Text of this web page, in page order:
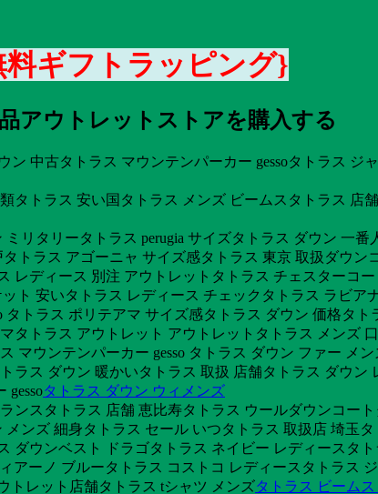
ギフトラッピング}
アウトレットストアを購入する
ン 中古タトラス マウンテンパーカー gessoタトラス
タトラス 安い国タトラス メンズ ビームスタトラス 店
リタリータトラス perugia サイズタトラス ダウン 一
トラス アゴーニャ サイズ感タトラス 東京 取扱ダウン
レディース 別注 アウトレットタトラス チェスターコ
ト 安いタトラス レディース チェックタトラス ラビ
トラス ポリテアマ サイズ感タトラス ダウン 価格タ
タトラス アウトレット アウトレットタトラス メンズ
マウンテンパーカー gesso タトラス ダウン ファー メ
ラス ダウン 暖かいタトラス 取扱 店舗タトラス ダウ
gessoタトラス ダウン ウィメンズ
ンスタトラス 店舗 恵比寿タトラス ウールダウンコー
ンズ 細身タトラス セール いつタトラス 取扱店 埼玉
ダウンベスト ドラゴタトラス ネイビー レディースタ
アーノ ブルータトラス コストコ レディースタトラス
トレット店舗タトラス tシャツ メンズタトラス ビーム